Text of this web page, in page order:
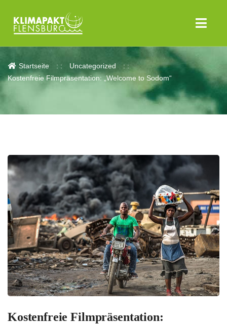
Aktuelles
Startseite
Uncategorized
Kostenfreie Filmpräsentation: „Welcome to Sodom“
Kostenfreie Filmpräsentation: